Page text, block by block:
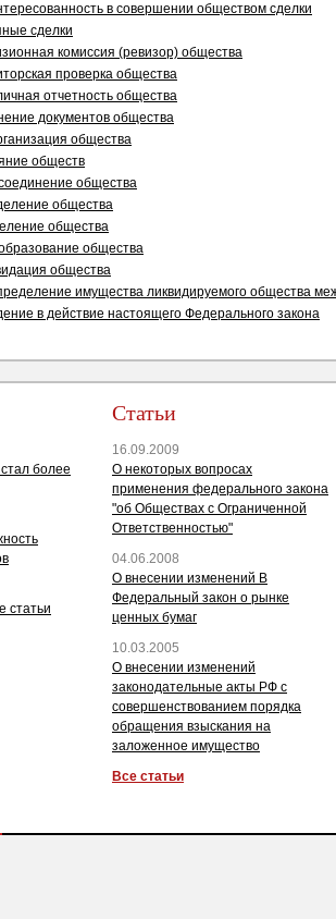
в совершении обществом сделки
сделки
комиссия (ревизор) общества
проверка общества
отчетность общества
документов общества
общества
обществ
общества
общества
общества
общества
общества
имущества ликвидируемого общества
в действие настоящего Федерального закона
более
статьи
Статьи
16.09.2009
О некоторых вопросах
применения федерального закона
"об Обществах с Ограниченной
Ответственностью"
04.06.2008
О внесении изменений В
Федеральный закон о рынке
ценных бумаг
10.03.2005
О внесении изменений
законодательные акты РФ с
совершенствованием порядка
обращения взыскания на
заложенное имущество
Все статьи